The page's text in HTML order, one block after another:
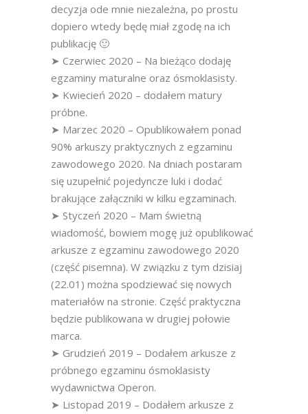
decyzja ode mnie niezależna, po prostu
dopiero wtedy będę miał zgodę na ich
publikację 🙂
➤ Czerwiec 2020 – Na bieżąco dodaję
egzaminy maturalne oraz ósmoklasisty.
➤ Kwiecień 2020 – dodałem matury
próbne.
➤ Marzec 2020 – Opublikowałem ponad
90% arkuszy praktycznych z egzaminu
zawodowego 2020. Na dniach postaram
się uzupełnić pojedyncze luki i dodać
brakujące załączniki w kilku egzaminach.
➤ Styczeń 2020 – Mam świetną
wiadomość, bowiem mogę już opublikować
arkusze z egzaminu zawodowego 2020
(część pisemna). W związku z tym dzisiaj
(22.01) można spodziewać się nowych
materiałów na stronie. Część praktyczna
będzie publikowana w drugiej połowie
marca.
➤ Grudzień 2019 – Dodałem arkusze z
próbnego egzaminu ósmoklasisty
wydawnictwa Operon.
➤ Listopad 2019 – Dodałem arkusze z